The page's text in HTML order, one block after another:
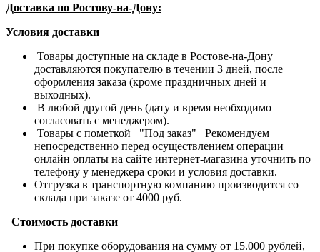
Доставка по Ростову-на-Дону:
Условия доставки
Товары доступные на складе в Ростове-на-Дону
доставляются покупателю в течении 3 дней, после
оформления заказа (кроме праздничных дней и
выходных).
В любой другой день (дату и время необходимо
согласовать с менеджером).
Товары с пометкой "Под заказ" Рекомендуем
непосредственно перед осуществлением операции
онлайн оплаты на сайте интернет-магазина уточнить по
телефону у менеджера сроки и условия доставки.
Отгрузка в транспортную компанию производится со
склада при заказе от 4000 руб.
Стоимость доставки
При покупке оборудования на сумму от 15.000 рублей,